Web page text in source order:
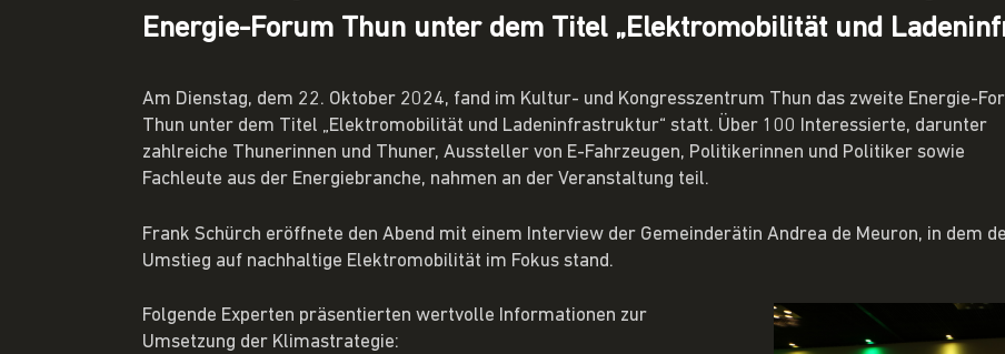
Energie-Forum Thun unter dem Titel „Elektromobilität und
Am Dienstag, dem 22. Oktober 2024, fand im Kultur- und Kongresszentrum Thun das zweite Energie-
Thun unter dem Titel „Elektromobilität und Ladeninfrastruktur“ statt. Über 100 Interessierte, darunter
zahlreiche Thunerinnen und Thuner, Aussteller von E-Fahrzeugen, Politikerinnen und Politiker sowie
Fachleute aus der Energiebranche, nahmen an der Veranstaltung teil.
Frank Schürch eröffnete den Abend mit einem Interview der Gemeinderätin Andrea de Meuron, in dem
Umstieg auf nachhaltige Elektromobilität im Fokus stand.
Folgende Experten präsentierten wertvolle Informationen zur
Umsetzung der Klimastrategie: